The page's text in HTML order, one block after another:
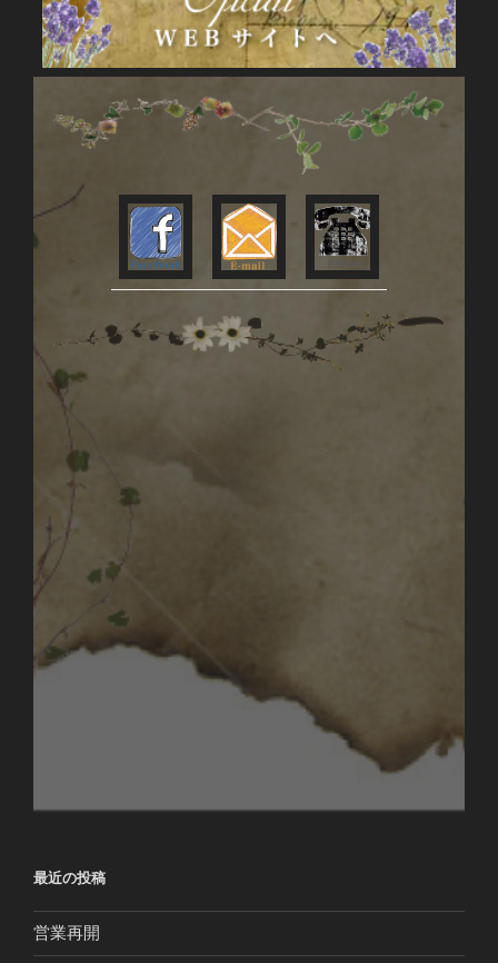
最近の投稿
営業再開